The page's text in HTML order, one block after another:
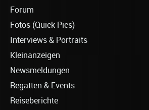
Forum
Fotos (Quick Pics)
Interviews & Portraits
Kleinanzeigen
Newsmeldungen
Regatten & Events
Reiseberichte